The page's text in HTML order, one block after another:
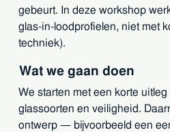
gebeurt. In deze workshop
glas-in-loodprofielen, niet met
techniek).
Wat we gaan doen
We starten met een korte
glassoorten en veiligheid.
ontwerp — bijvoorbeeld een